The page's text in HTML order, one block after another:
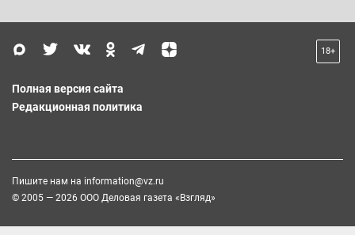
18+
Полная версия сайта
Редакционная политика
Пишите нам на information@vz.ru
© 2005 — 2026 ООО Деловая газета «Взгляд»